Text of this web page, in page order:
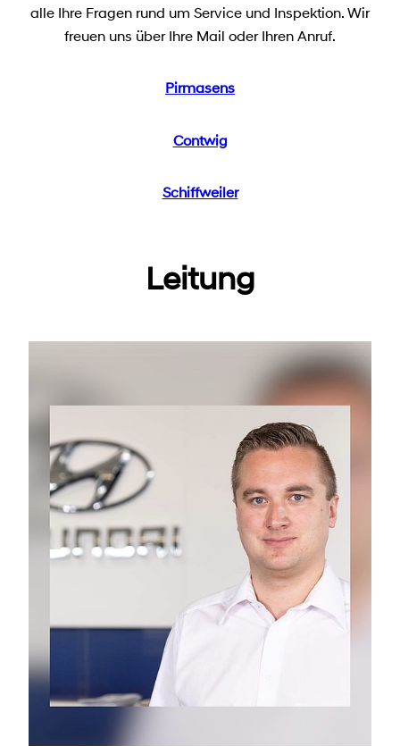
alle Ihre Fragen rund um Service und Inspektion. Wir
freuen uns über Ihre Mail oder Ihren Anruf.
Pirmasens
Contwig
Schiffweiler
Leitung